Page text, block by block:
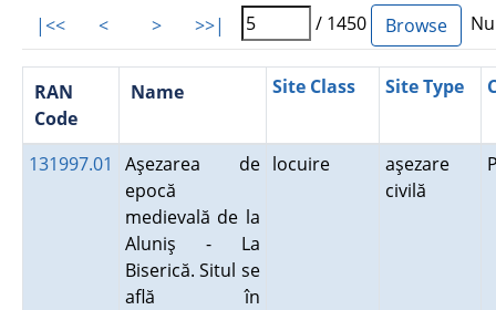
|<< < > >>| / 1450
RAN
Code
Name Site Class Site Type
131997.01
Aşezarea de
epocă
medievală de la
Aluniş - La
Biserică. Situl se
află în
locuire
aşezare
civilă